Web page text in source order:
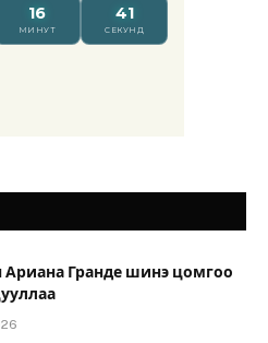
Ариана Гранде шинэ цомгоо